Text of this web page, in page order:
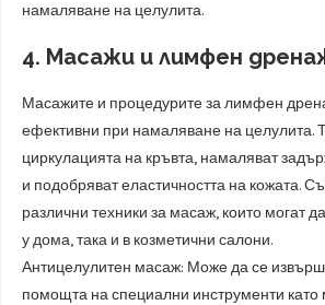
намаляване на целулита.
4. Масажи и лимфен
Масажите и процедурите за лимфен
ефективни при намаляване на целулита.
циркулацията на кръвта, намаляват
и подобряват еластичността на кожата.
различни техники за масаж, които могат
у дома, така и в козметични салони.
Антицелулитен масаж: Може да се
помощта на специални инструменти